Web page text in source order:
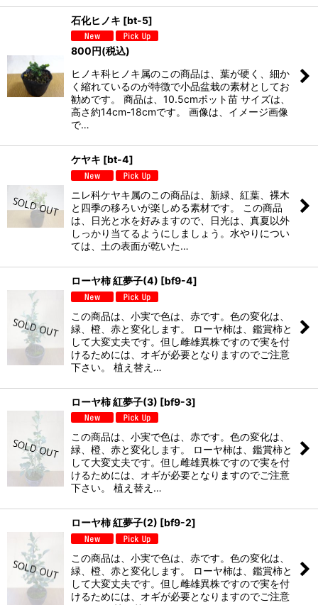
石化ヒノキ [bt-5]
800円(税込)
ヒノキ科ヒノキ属のこの商品は、葉が硬く、細か
く縮れているのが特徴で小品盆栽の素材としてお
勧めです。 商品は、10.5cmポット苗 サイズは、
高さ約14cm-18cmです。 画像は、イメージ画像
で…
ケヤキ [bt-4]
ニレ科ケヤキ属のこの商品は、新緑、紅葉、裸木
と四季の移ろいが楽しめる素材です。 この商品
は、日光と水を好みますので、日光は、真夏以外
しっかり当てるようにしましょう。水やりについ
ては、土の表面が乾いた…
ローヤ柿 紅夢子(4) [bf9-4]
この商品は、小実で色は、赤です。色の変化は、
緑、橙、赤と変化します。 ローヤ柿は、鑑賞柿と
して大変丈夫です。但し雌雄異株ですので実を付
けるためには、オギが必要となりますのでご注意
下さい。 植え替え…
ローヤ柿 紅夢子(3) [bf9-3]
この商品は、小実で色は、赤です。色の変化は、
緑、橙、赤と変化します。 ローヤ柿は、鑑賞柿と
して大変丈夫です。但し雌雄異株ですので実を付
けるためには、オギが必要となりますのでご注意
下さい。 植え替え…
ローヤ柿 紅夢子(2) [bf9-2]
この商品は、小実で色は、赤です。色の変化は、
緑、橙、赤と変化します。 ローヤ柿は、鑑賞柿と
して大変丈夫です。但し雌雄異株ですので実を付
けるためには、オギが必要となりますのでご注意